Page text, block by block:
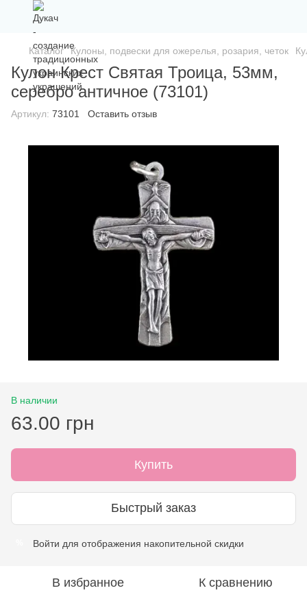
Каталог Кулоны, подвески для ожерелья, розария, четок
Кулон Крест Святая Троица, 53мм,
серебро античное (73101)
Артикул: 73101 Оставить отзыв
В наличии
63.00 грн
Купить
Быстрый заказ
Войти для отображения накопительной скидки
В избранное К сравнению